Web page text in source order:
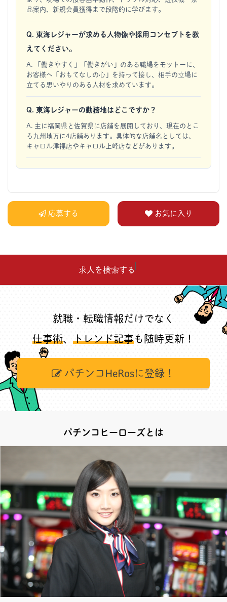
品案内、新規会員獲得まで段階的に学びます。
Q. 東海レジャーが求める人物像や採用コンセプトを教
えてください。
A. 「働きやすく」「働きがい」のある職場をモットーに、
お客様へ「おもてなしの心」を持って接し、相手の立場に
立てる思いやりのある人材を求めています。
Q. 東海レジャーの勤務地はどこですか？
A. 主に福岡県と佐賀県に店舗を展開しており、現在のとこ
ろ九州地方に4店舗あります。具体的な店舗名としては、
キャロル津福店やキャロル上峰店などがあります。
応募する お気に入り
求人を検索する
就職・転職情報だけでなく
仕事術、 トレンド記事も随時更新！
パチンコHeRosに登録！
パチンコヒーローズとは